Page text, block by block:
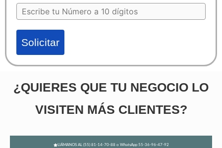
Solicitar
¿QUIERES QUE TU NEGOCIO LO
VISITEN MÁS CLIENTES?
LlÁMANOS AL (55) 81-14-70-88 o WhatsApp 55-36-96-47-92